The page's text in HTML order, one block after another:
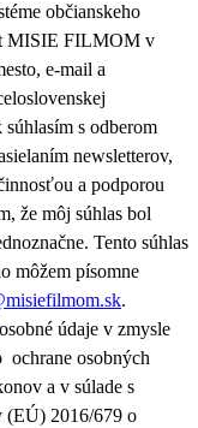
občianskeho
MISIE FILMOM v
e-mail a
s odberom
newsletterov,
a podporou
že môj súhlas bol
Tento súhlas
môžem písomne
.
údaje v zmysle
ochrane osobných
a v súlade s
(EÚ) 2016/679 o